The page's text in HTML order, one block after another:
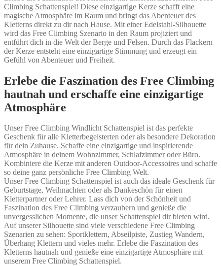
Climbing Schattenspiel! Diese einzigartige Kerze schafft eine
magische Atmosphäre im Raum und bringt das Abenteuer des
Kletterns direkt zu dir nach Hause. Mit einer Edelstahl-Silhouette
wird das Free Climbing Szenario in den Raum projiziert und
entführt dich in die Welt der Berge und Felsen. Durch das Flackern
der Kerze entsteht eine einzigartige Stimmung und erzeugt ein
Gefühl von Abenteuer und Freiheit.
Erlebe die Faszination des Free Climbing
hautnah und erschaffe eine einzigartige
Atmosphäre
Unser Free Climbing Windlicht Schattenspiel ist das perfekte
Geschenk für alle Kletterbegeisterten oder als besondere Dekoration
für dein Zuhause. Schaffe eine einzigartige und inspirierende
Atmosphäre in deinem Wohnzimmer, Schlafzimmer oder Büro.
Kombiniere die Kerze mit anderen Outdoor-Accessoires und schaffe
so deine ganz persönliche Free Climbing Welt.
Unser Free Climbing Schattenspiel ist auch das ideale Geschenk für
Geburtstage, Weihnachten oder als Dankeschön für einen
Kletterpartner oder Lehrer. Lass dich von der Schönheit und
Faszination des Free Climbing verzaubern und genieße die
unvergesslichen Momente, die unser Schattenspiel dir bieten wird.
Auf unserer Silhouette sind viele verschiedene Free Climbing
Szenarien zu sehen: Sportklettern, Abseilpiste, Zustieg Wandern,
Überhang Klettern und vieles mehr. Erlebe die Faszination des
Kletterns hautnah und genieße eine einzigartige Atmosphäre mit
unserem Free Climbing Schattenspiel.